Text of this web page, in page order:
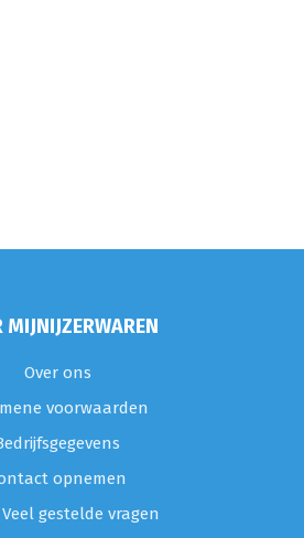
MIJNIJZERWAREN
Over ons
voorwaarden
opnemen
Veel gestelde vragen